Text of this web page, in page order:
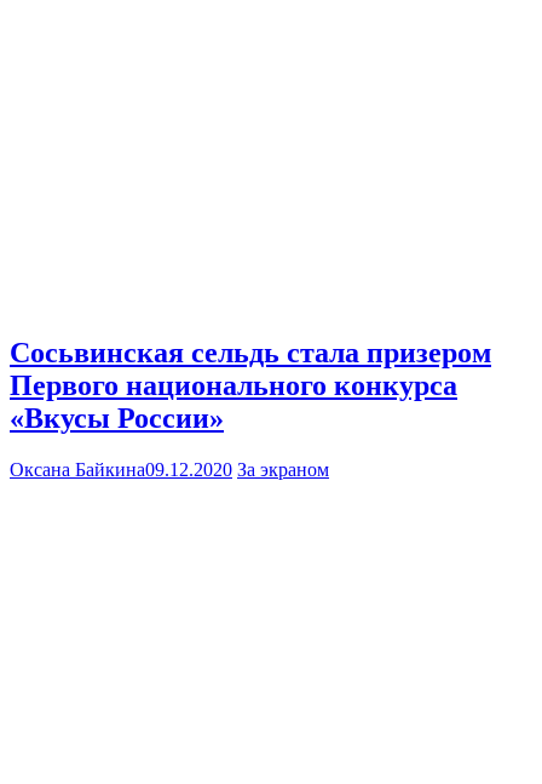
Сосьвинская сельдь стала призером
Первого национального конкурса
«Вкусы России»
Оксана Байкина09.12.2020 За экраном